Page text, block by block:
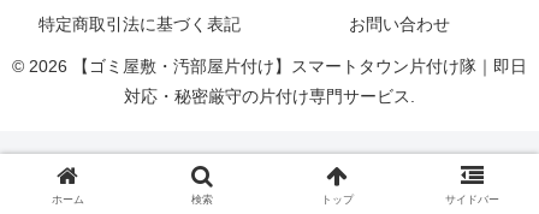
特定商取引法に基づく表記
お問い合わせ
© 2026 【ゴミ屋敷・汚部屋片付け】スマートタウン片付け隊｜即日
対応・秘密厳守の片付け専門サービス.
ホーム 検索 トップ サイドバー